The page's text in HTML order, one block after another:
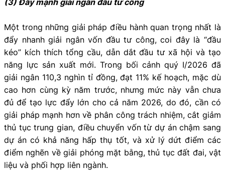
Một trong những giải pháp điều hành quan trọng nhất là
đẩy nhanh giải ngân vốn đầu tư công, coi đây là “đầu
kéo” kích thích tổng cầu, dẫn dắt đầu tư xã hội và tạo
năng lực sản xuất mới. Trong bối cảnh quý I/2026 đã
giải ngân 110,3 nghìn tỉ đồng, đạt 11% kế hoạch, mặc dù
cao hơn cùng kỳ năm trước, nhưng mức này vẫn chưa
đủ để tạo lực đẩy lớn cho cả năm 2026, do đó, cần có
giải pháp mạnh hơn về phân công trách nhiệm, cắt giảm
thủ tục trung gian, điều chuyển vốn từ dự án chậm sang
dự án có khả năng hấp thụ tốt, và xử lý dứt điểm các
điểm nghẽn về giải phóng mặt bằng, thủ tục đất đai, vật
liệu và phối hợp liên ngành.